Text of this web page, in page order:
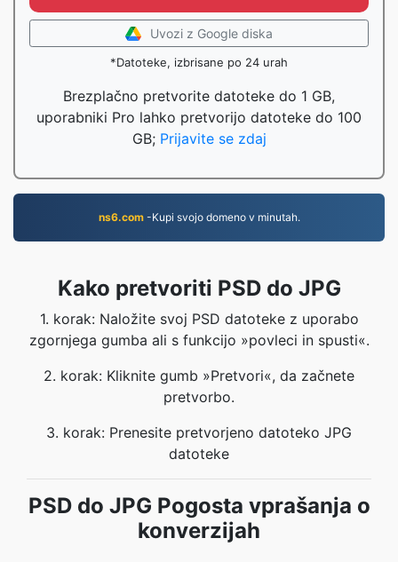
Uvozi z Google diska
*Datoteke, izbrisane po 24 urah
Brezplačno pretvorite datoteke do 1 GB,
uporabniki Pro lahko pretvorijo datoteke do 100
GB; Prijavite se zdaj
ns6.com-Kupi svojo domeno v minutah.
Kako pretvoriti PSD do JPG
1. korak: Naložite svoj PSD datoteke z uporabo
zgornjega gumba ali s funkcijo »povleci in spusti«.
2. korak: Kliknite gumb »Pretvori«, da začnete
pretvorbo.
3. korak: Prenesite pretvorjeno datoteko JPG
datoteke
PSD do JPG Pogosta vprašanja o
konverzijah